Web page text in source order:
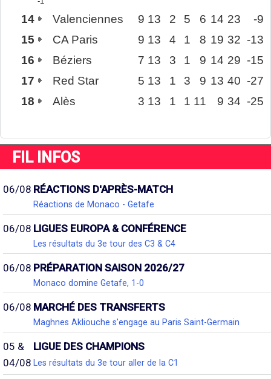
14
Valenciennes 9 13 2 5 6 14 23
-9
15
CA Paris 9 13 4 1 8 19 32 -13
16
Béziers 7 13 3 1 9 14 29 -15
17
Red Star 5 13 1 3 9 13 40 -27
18
Alès 3 13 1 1 11 9 34 -25
FIL INFOS
06/08 RÉACTIONS D'APRÈS-MATCH
Réactions de Monaco - Getafe
06/08 LIGUES EUROPA & CONFÉRENCE
Les résultats du 3e tour des C3 & C4
06/08 PRÉPARATION SAISON 2026/27
Monaco domine Getafe, 1-0
06/08 MARCHÉ DES TRANSFERTS
Maghnes Akliouche s'engage au Paris Saint-Germain
05 &
04/08
LIGUE DES CHAMPIONS
Les résultats du 3e tour aller de la C1